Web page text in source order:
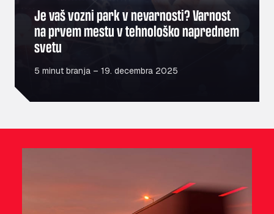
Je vaš vozni park v nevarnosti? Varnost
na prvem mestu v tehnološko naprednem
svetu
5 minut branja – 19. decembra 2025